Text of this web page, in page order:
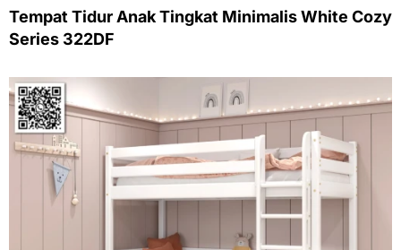
Tempat Tidur Anak Tingkat Minimalis White Cozy
Series 322DF